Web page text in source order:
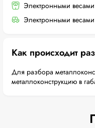
Электронными
Электронными
Как происходит
Для разбора
металлоконструкцию в